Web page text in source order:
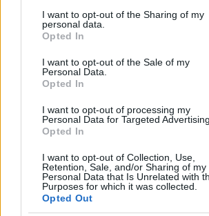
not limited to your visit or usage behaviour.
grant or deny consent to Google and its
use your data for below specified purposes
consent section.
I want to opt-out of the Sharing of my
personal data.
Opted In
I want to opt-out of the Sale of my
Personal Data.
Opted In
I want to opt-out of processing my
Personal Data for Targeted Advertising.
Opted In
I want to opt-out of Collection, Use,
Retention, Sale, and/or Sharing of my
Personal Data that Is Unrelated with
Purposes for which it was collected.
Opted Out
KULTÚRA #UDVAROS DOROTTYA
VIDNYÁNSZKY ATTILA
GREENPEACE KATONA JÓZSEF SZÍNHÁZ
TE RONGYOS ÉLET
Népszerű